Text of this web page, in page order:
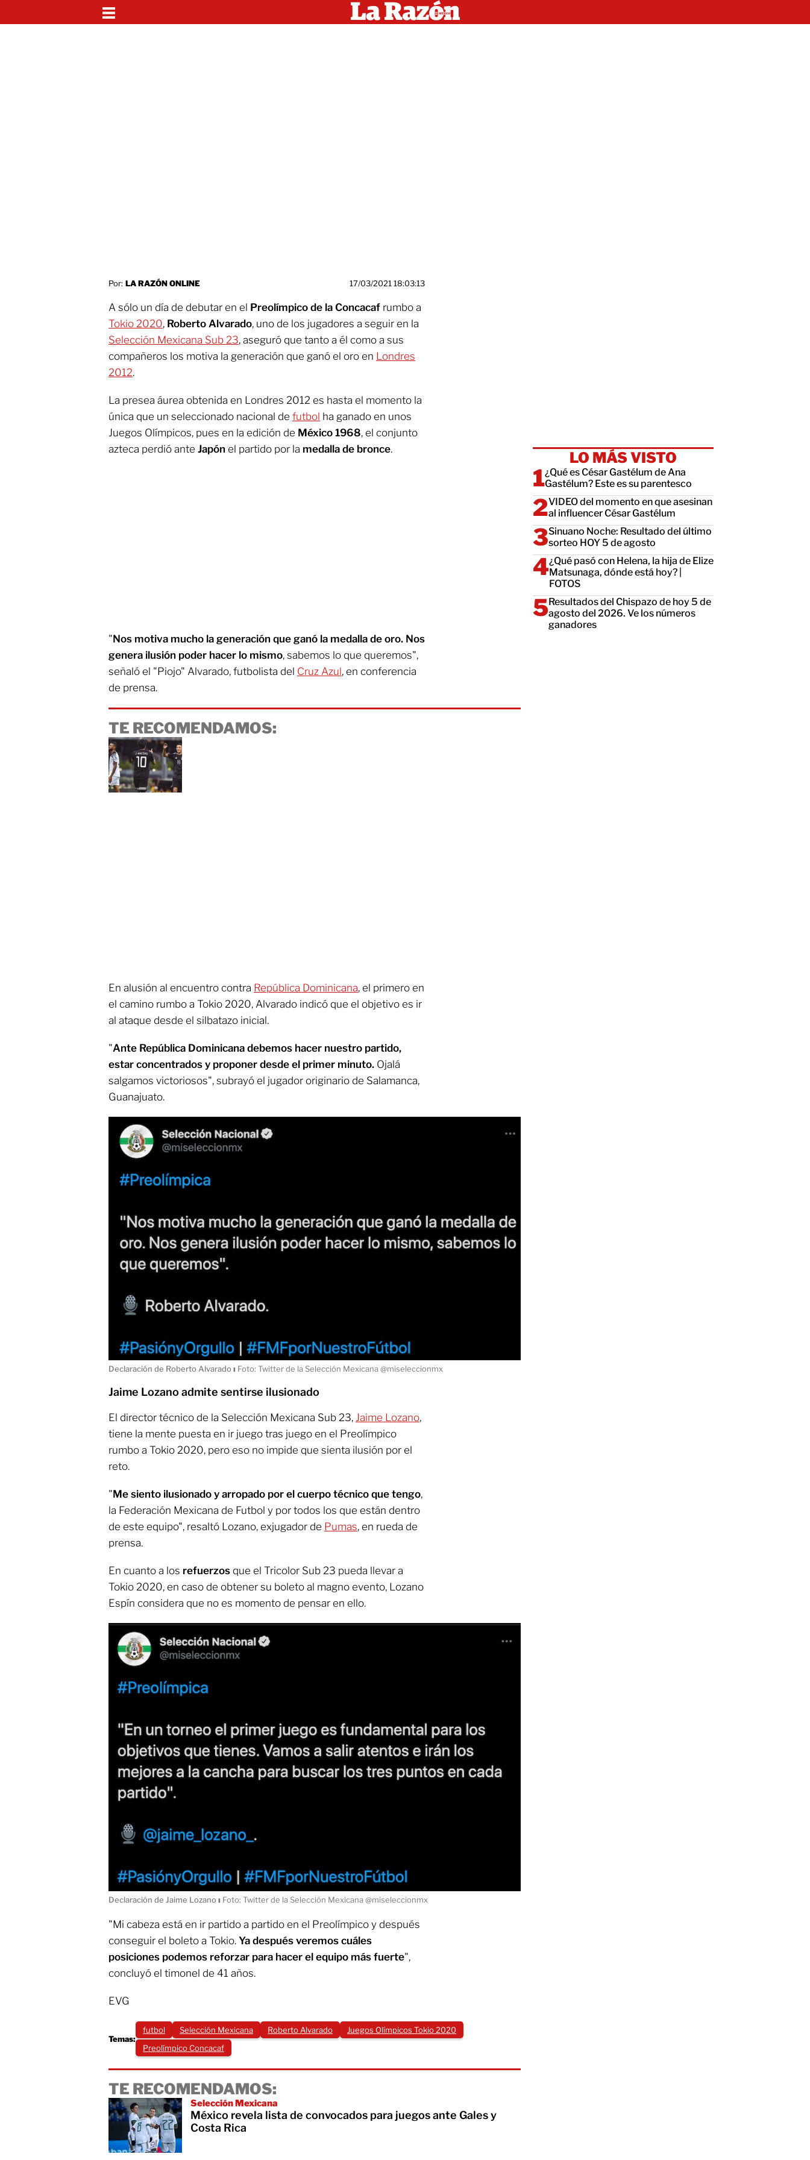
Por: LA RAZÓN ONLINE 17/03/2021 18:03:13
A sólo un día de debutar en el Preolímpico de la Concacaf rumbo a
Tokio 2020, Roberto Alvarado, uno de los jugadores a seguir en la
Selección Mexicana Sub 23, aseguró que tanto a él como a sus
compañeros los motiva la generación que ganó el oro en Londres
2012.
La presea áurea obtenida en Londres 2012 es hasta el momento la
única que un seleccionado nacional de futbol ha ganado en unos
Juegos Olímpicos, pues en la edición de México 1968, el conjunto
azteca perdió ante Japón el partido por la medalla de bronce.
"Nos motiva mucho la generación que ganó la medalla de oro. Nos
genera ilusión poder hacer lo mismo, sabemos lo que queremos",
señaló el "Piojo" Alvarado, futbolista del Cruz Azul, en conferencia
de prensa.
TE RECOMENDAMOS:
En alusión al encuentro contra República Dominicana, el primero en
el camino rumbo a Tokio 2020, Alvarado indicó que el objetivo es ir
al ataque desde el silbatazo inicial.
"Ante República Dominicana debemos hacer nuestro partido,
estar concentrados y proponer desde el primer minuto. Ojalá
salgamos victoriosos", subrayó el jugador originario de Salamanca,
Guanajuato.
Declaración de Roberto Alvaradoı Foto: Twitter de la Selección Mexicana @miseleccionmx
Jaime Lozano admite sentirse ilusionado
El director técnico de la Selección Mexicana Sub 23, Jaime Lozano,
tiene la mente puesta en ir juego tras juego en el Preolímpico
rumbo a Tokio 2020, pero eso no impide que sienta ilusión por el
reto.
"Me siento ilusionado y arropado por el cuerpo técnico que tengo,
la Federación Mexicana de Futbol y por todos los que están dentro
de este equipo", resaltó Lozano, exjugador de Pumas, en rueda de
prensa.
En cuanto a los refuerzos que el Tricolor Sub 23 pueda llevar a
Tokio 2020, en caso de obtener su boleto al magno evento, Lozano
Espín considera que no es momento de pensar en ello.
Declaración de Jaime Lozanoı Foto: Twitter de la Selección Mexicana @miseleccionmx
"Mi cabeza está en ir partido a partido en el Preolímpico y después
conseguir el boleto a Tokio. Ya después veremos cuáles
posiciones podemos reforzar para hacer el equipo más fuerte",
concluyó el timonel de 41 años.
EVG
Temas:
futbol Selección Mexicana Roberto Alvarado
Juegos Olímpicos Tokio 2020
Preolímpico Concacaf
TE RECOMENDAMOS:
Selección Mexicana
México revela lista de convocados para juegos ante Gales y
Costa Rica
LO MÁS VISTO
¿Qué es César Gastélum de Ana
Gastélum? Este es su parentesco
VIDEO del momento en que asesinan
al influencer César Gastélum
Sinuano Noche: Resultado del último
sorteo HOY 5 de agosto
¿Qué pasó con Helena, la hija de Elize
Matsunaga, dónde está hoy? |
FOTOS
Resultados del Chispazo de hoy 5 de
agosto del 2026. Ve los números
ganadores